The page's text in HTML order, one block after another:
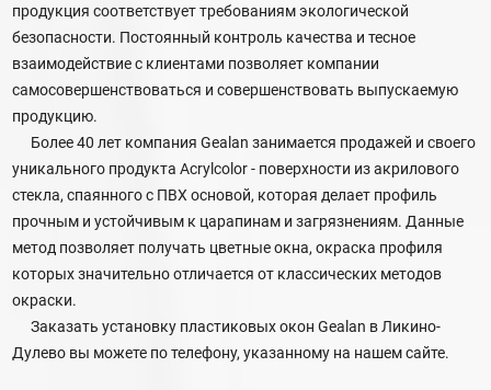
продукция соответствует требованиям экологической
безопасности. Постоянный контроль качества и тесное
взаимодействие с клиентами позволяет компании
самосовершенствоваться и совершенствовать выпускаемую
продукцию.
Более 40 лет компания Gealan занимается продажей и своего
уникального продукта Acrylcolor - поверхности из акрилового
стекла, спаянного с ПВХ основой, которая делает профиль
прочным и устойчивым к царапинам и загрязнениям. Данные
метод позволяет получать цветные окна, окраска профиля
которых значительно отличается от классических методов
окраски.
Заказать установку пластиковых окон Gealan в Ликино-
Дулево вы можете по телефону, указанному на нашем сайте.